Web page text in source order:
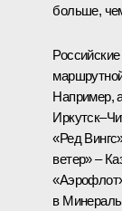
больше,
Например,
«Ред
ветер» –
в